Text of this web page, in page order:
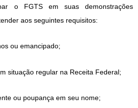
o FGTS em suas demonstrações
aos seguintes requisitos:
ou emancipado;
regular na Receita Federal;
ou poupança em seu nome;